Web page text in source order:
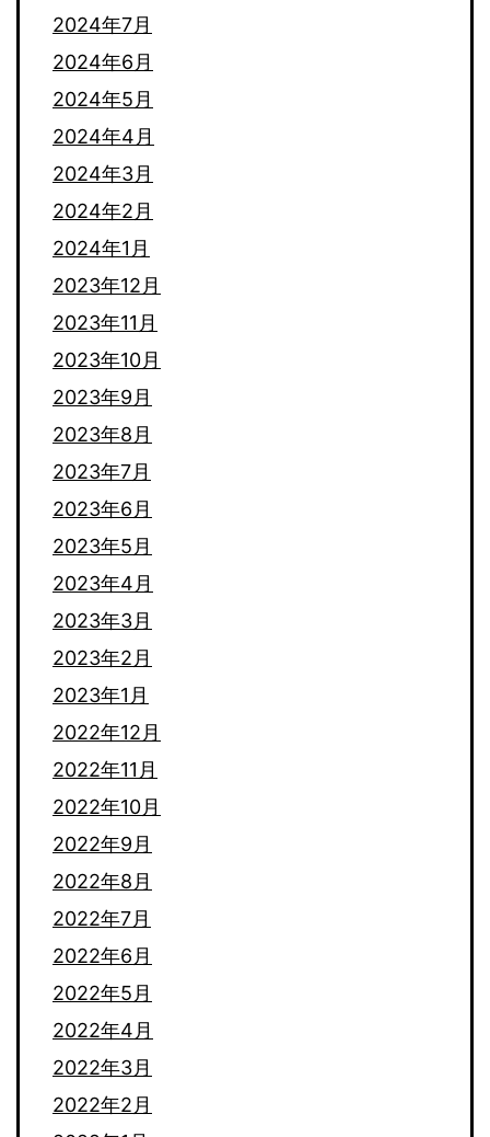
2024年7月
2024年6月
2024年5月
2024年4月
2024年3月
2024年2月
2024年1月
2023年12月
2023年11月
2023年10月
2023年9月
2023年8月
2023年7月
2023年6月
2023年5月
2023年4月
2023年3月
2023年2月
2023年1月
2022年12月
2022年11月
2022年10月
2022年9月
2022年8月
2022年7月
2022年6月
2022年5月
2022年4月
2022年3月
2022年2月